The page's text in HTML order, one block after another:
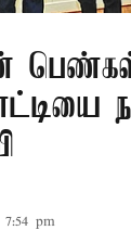
pm